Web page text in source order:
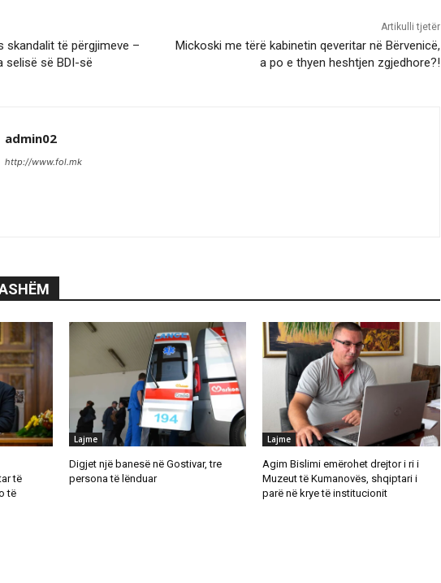
skandalit të përgjimeve –
selisë së BDI-së
Artikulli tjetër
Mickoski me tërë kabinetin qeveritar në Bërvenicë,
a po e thyen heshtjen zgjedhore?!
admin02
http://www.fol.mk
të
të
Lajme
Digjet një banesë në Gostivar, tre
persona të lënduar
Lajme
Agim Bislimi emërohet drejtor i ri i
Muzeut të Kumanovës, shqiptari i
parë në krye të institucionit